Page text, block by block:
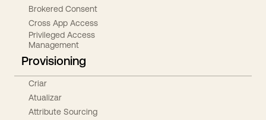
Brokered Consent
Cross App Access
Privileged Access
Management
Provisioning
Criar
Atualizar
Attribute Sourcing